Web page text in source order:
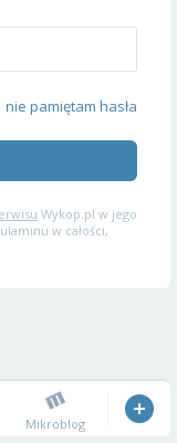
nie pamiętam hasła
Wykop.pl w jego
w całości,
Mikroblog